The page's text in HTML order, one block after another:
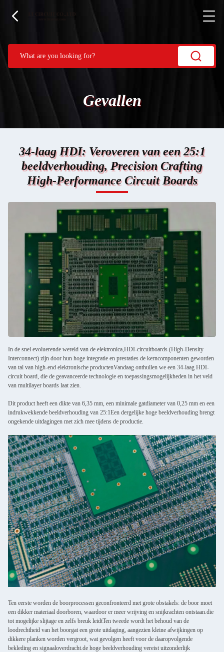
Gevallen
34-laag HDI: Veroveren van een 25:1
beeldverhouding, Precision Crafting
High-Performance Circuit Boards
In de snel evoluerende wereld van de elektronica,HDI-circuitboards (High-Density
Interconnect) zijn door hun hoge integratie en prestaties de kerncomponenten geworden
van tal van high-end elektronische productenVandaag onthullen we een 34-laag HDI-
circuit board, die de geavanceerde technologie en toepassingsmogelijkheden in het veld
van multilayer boards laat zien.
Dit product heeft een dikte van 6,35 mm, een minimale gatdiameter van 0,25 mm en een
indrukwekkende beeldverhouding van 25:1Een dergelijke hoge beeldverhouding brengt
ongekende uitdagingen met zich mee tijdens de productie.
Ten eerste worden de boorprocessen geconfronteerd met grote obstakels: de boor moet
een dikker materiaal doorboren, waardoor er meer wrijving en snijkrachten ontstaan.die
tot mogelijke slijtage en zelfs breuk leidtTen tweede wordt het behoud van de
loodrechtheid van het boorgat een grote uitdaging, aangezien kleine afwijkingen op
dikkere planken worden vergroot, wat gevolgen heeft voor de daaropvolgende
bekleding en signaaloverdracht.de hoge beeldverhouding vereist uitzonderlijk